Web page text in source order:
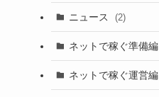
ニュース (2)
ネットで稼ぐ準備編
ネットで稼ぐ運営編